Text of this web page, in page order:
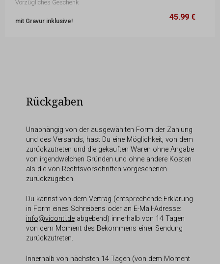
Vorzügliches Geschenk
mit Gravur inklusive! 45.99 €
13 x 17 cm 45.99 €
Rückgaben
Unabhängig von der ausgewählten Form der Zahlung
und des Versands, hast Du eine Möglichkeit, von dem
zurückzutreten und die gekauften Waren ohne Angabe
von irgendwelchen Gründen und ohne andere Kosten
als die von Rechtsvorschriften vorgesehenen
zurückzugeben.
Du kannst von dem Vertrag (entsprechende Erklärung
in Form eines Schreibens oder an E-Mail-Adresse:
info@viconti.deabgebend) innerhalb von 14 Tagen
von dem Moment des Bekommens einer Sendung
zurückzutreten.
Innerhalb von nächsten 14 Tagen (von dem Moment